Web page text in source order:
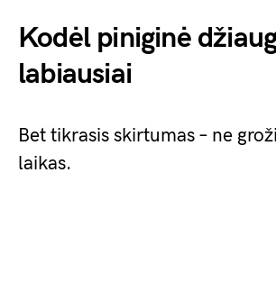
Kodėl piniginė
labiausiai
Bet tikrasis skirtumas – ne
laikas.